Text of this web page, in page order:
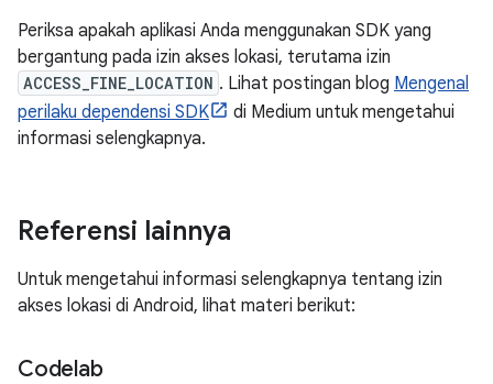
Periksa apakah aplikasi Anda menggunakan SDK yang
bergantung pada izin akses lokasi, terutama izin
ACCESS_FINE_LOCATION . Lihat postingan blog Mengenal
perilaku dependensi SDK
di Medium untuk mengetahui
informasi selengkapnya.
Referensi lainnya
Untuk mengetahui informasi selengkapnya tentang izin
akses lokasi di Android, lihat materi berikut:
Codelab